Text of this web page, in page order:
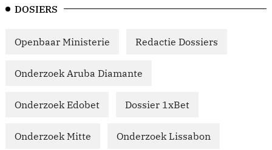
DOSIERS
Openbaar Ministerie Redactie Dossiers
Onderzoek Aruba Diamante
Onderzoek Edobet Dossier 1xBet
Onderzoek Mitte Onderzoek Lissabon